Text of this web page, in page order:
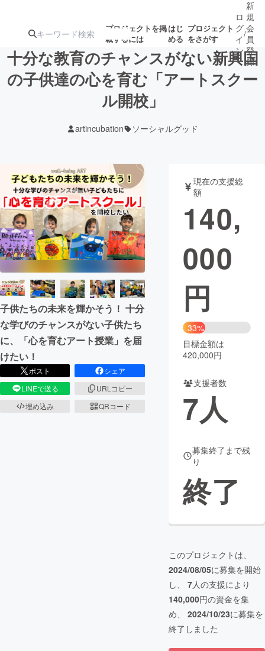
プロジェクトを掲
載するには
はじ
める
プロジェクト
をさがす
注目の新着プロ募集終了が近いプ
テクノロジー・ガジェット
映像・映画 書籍・雑誌
ビジネス・起業 チャレンジ
まちづくり・地域活性化
CAMPFIRE for Social Good
CAMPFIRE Creation
CAMPFIREふるさと納税machi-ya コミュニティ
ロ
グ
イ
ン
/
新
規
会
員
登
録
十分な教育のチャンスがない新興国
の子供達の心を育む「アートスクー
ル開校」
artincubation ソーシャルグッド
子供たちの未来を輝かそう！ 十分
な学びのチャンスがない子供たち
に、「心を育むアート授業」を届
けたい！
ポスト
シェア
LINEで送る
URLコピー
埋め込み
QRコード
現在の支援総
額
140,
000
円
33%
目標金額は
420,000円
支援者数
7人
募集終了まで残
り
終了
このプロジェクトは、
2024/08/05に募集を開始
し、 7人の支援により
140,000円の資金を集
め、 2024/10/23に募集を
終了しました